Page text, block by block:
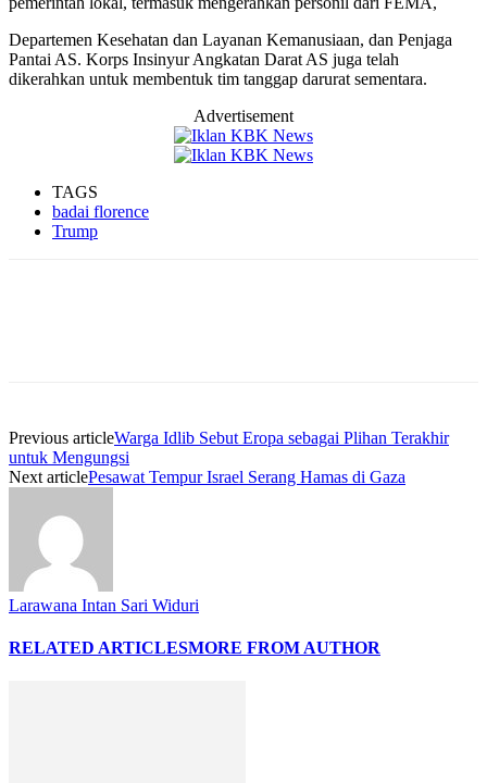
Departemen Kesehatan dan Layanan Kemanusiaan, dan Penjaga
Pantai AS. Korps Insinyur Angkatan Darat AS juga telah
dikerahkan untuk membentuk tim tanggap darurat sementara.
Advertisement
TAGS
badai florence
Trump
Previous articleWarga Idlib Sebut Eropa sebagai Plihan Terakhir
untuk Mengungsi
Next articlePesawat Tempur Israel Serang Hamas di Gaza
Larawana Intan Sari Widuri
RELATED ARTICLESMORE FROM AUTHOR